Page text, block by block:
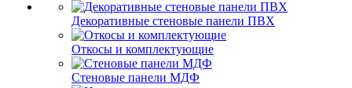
Декоративные стеновые панели ПВХ
Откосы и комплектующие
Стеновые панели МДФ